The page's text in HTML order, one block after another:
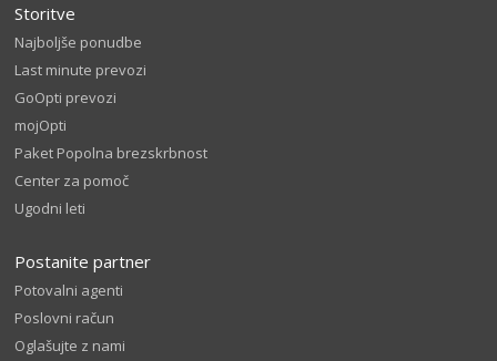
Storitve
Najboljše ponudbe
Last minute prevozi
GoOpti prevozi
mojOpti
Paket Popolna brezskrbnost
Center za pomoč
Ugodni leti
Postanite partner
Potovalni agenti
Poslovni račun
Oglašujte z nami